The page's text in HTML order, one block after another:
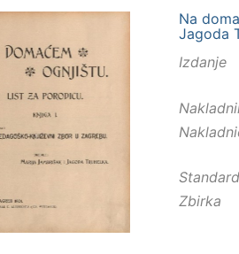
Na
Jagoda
Izdanje
Zbirka